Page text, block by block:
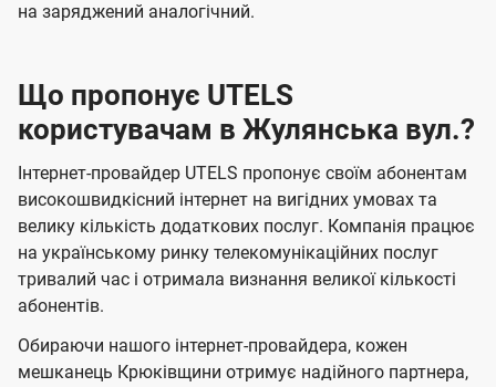
на заряджений аналогічний.
Що пропонує UTELS
користувачам в Жулянська вул.?
Інтернет-провайдер UTELS пропонує своїм абонентам
високошвидкісний інтернет на вигідних умовах та
велику кількість додаткових послуг. Компанія працює
на українському ринку телекомунікаційних послуг
тривалий час і отримала визнання великої кількості
абонентів.
Обираючи нашого інтернет-провайдера, кожен
мешканець Крюківщини отримує надійного партнера,